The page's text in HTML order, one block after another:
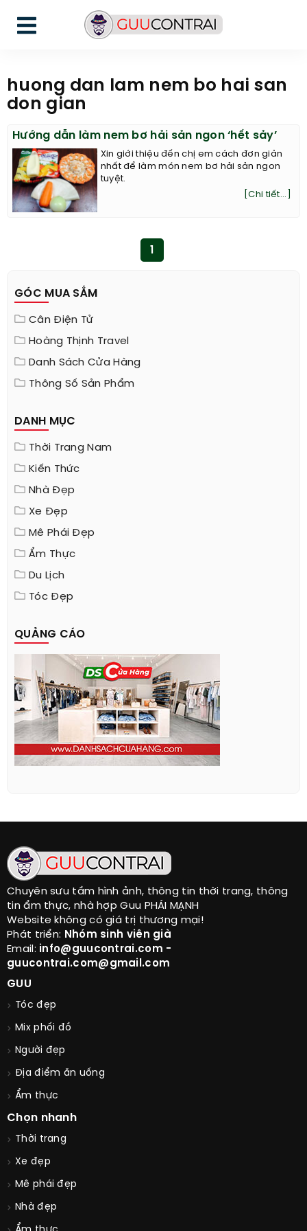
huong dan lam nem bo hai san
don gian
Hướng dẫn làm nem bơ hải sản ngon ‘hết sảy’
Xin giới thiệu đến chị em cách đơn giản
nhất để làm món nem bơ hải sản ngon
tuyệt.
[Chi tiết...]
GÓC MUA SẮM
Cân Điện Tử
Hoàng Thịnh Travel
Danh Sách Cửa Hàng
Thông Số Sản Phẩm
DANH MỤC
Thời Trang Nam
Kiến Thức
Nhà Đẹp
Xe Đẹp
Mê Phái Đẹp
Ẩm Thực
Du Lịch
Tóc Đẹp
QUẢNG CÁO
Chuyên sưu tầm hình ảnh, thông tin thời trang, thông
tin ẩm thực, nhà hợp Guu PHÁI MẠNH
Website không có giá trị thương mại!
Phát triển: Nhóm sinh viên già
Email: info@guucontrai.com -
guucontrai.com@gmail.com
GUU
Tóc đẹp
Mix phối đồ
Người đẹp
Địa điểm ăn uống
Ẩm thực
Chọn nhanh
Thời trang
Xe đẹp
Mê phái đẹp
Nhà đẹp